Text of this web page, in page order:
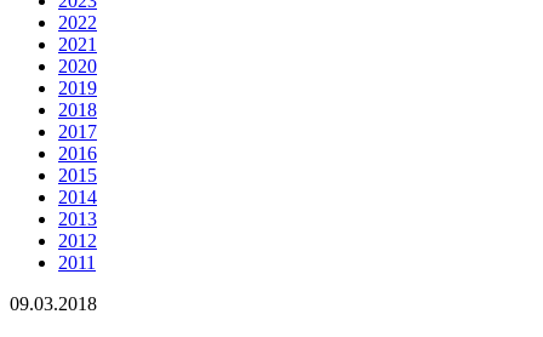
2022
2021
2020
2019
2018
2017
2016
2015
2014
2013
2012
2011
09.03.2018